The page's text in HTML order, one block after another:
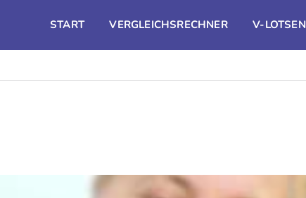
START VERGLEICHSRECHNER V-LOTSEN